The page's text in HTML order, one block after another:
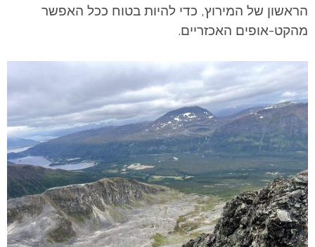
הראשון של המירוץ, כדי להיות בטוח ככל האפשר
מהקט-אופים האכזריים.